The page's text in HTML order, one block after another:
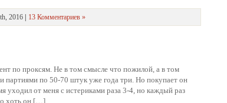
2016 13 Комментариев »
по проксям. Не в том смысле что пожилой, а в том
партиями по 50-70 штук уже года три. Но покупает он
уходил от меня с истериками раза 3-4, но каждый раз
хоть он […]